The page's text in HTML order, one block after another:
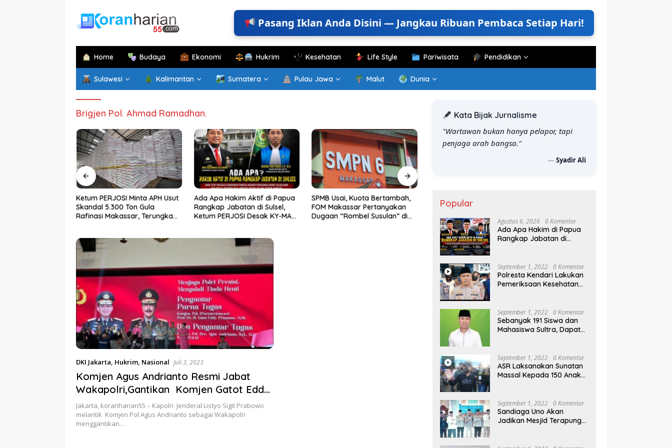
Pasang Iklan Anda Disini — Jangkau Ribuan Pembaca Setiap Hari!
Home Budaya Ekonomi Hukrim Kesehatan Life Style Pariwisata Pendidikan
Sulawesi Kalimantan Sumatera Pulau Jawa Malut Dunia
Brigjen Pol. Ahmad Ramadhan.
Ketum PERJOSI Minta APH Usut
Skandal 5.300 Ton Gula
Rafinasi Makassar, Terungkap
Ada Apa Hakim Aktif di Papua
Rangkap Jabatan di Sulsel,
Ketum PERJOSI Desak KY-MA
SPMB Usai, Kuota Bertambah,
FOM Makassar Pertanyakan
Dugaan “Rombel Susulan” di
KKN Tematik Literasi UNHAS
Gelar Seminar Program Kerja,
Kelurahan Parangluara
Menginvestigasi Dugaan
Prostitusi
DKI Jakarta, Hukrim, Nasional Juli 3, 2023
Komjen Agus Andrianto Resmi Jabat
Wakapolri,Gantikan Komjen Gatot Eddy
Pramoni Memasuki Masa Pensiun
Jakarta, koranharian55 – Kapolri Jenderal Listyo Sigit Prabowo
melantik Komjen Pol Agus Andrianto sebagai Wakapolri
menggantikan…
Kata Bijak Jurnalisme
"Wartawan bukan hanya pelapor, tapi
penjaga arah bangsa."
—Syadir Ali
Popular
Agustus 6, 2026 0 Komentar
Ada Apa Hakim di Papua
Rangkap Jabatan di
PERJOSI Desak KY – MA
Turun Tangan
September 1, 2022 0 Komentar
Polresta Kendari Lakukan
Pemeriksaan Kesehatan
September 1, 2022 0 Komentar
Sebanyak 191 Siswa dan
Mahasiswa Sultra, Dapat
September 1, 2022 0 Komentar
ASR Laksanakan Sunatan
Massal Kepada 150 Anak
September 1, 2022 0 Komentar
Sandiaga Uno Akan
Jadikan Mesjid Terapung